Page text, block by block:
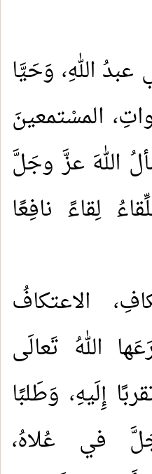
اللهِ، وَحَيَّا
المسْتمعينَ
اللهَ عزَّ وجَلَّ
لِقاءً نافِعًا
الاعتكافُ
اللهُ تَعالَى
إِلَيهِ، وَطَلبًا
في عُلاهُ،